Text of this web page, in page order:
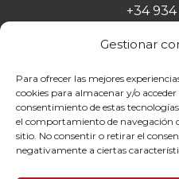
Gestionar
Para ofrecer las mejores
cookies para almacenar y/o
consentimiento de estas
el comportamiento de navegación
sitio. No consentir o retirar el
negativamente a ciertas
+34
Trabaja
Canal de